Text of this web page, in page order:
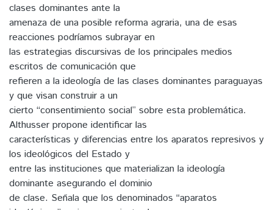
clases dominantes ante la
amenaza de una posible reforma agraria, una de esas
reacciones podríamos subrayar en
las estrategias discursivas de los principales medios
escritos de comunicación que
refieren a la ideología de las clases dominantes paraguayas
y que visan construir a un
cierto “consentimiento social” sobre esta problemática.
Althusser propone identificar las
características y diferencias entre los aparatos represivos y
los ideológicos del Estado y
entre las instituciones que materializan la ideología
dominante asegurando el dominio
de clase. Señala que los denominados “aparatos